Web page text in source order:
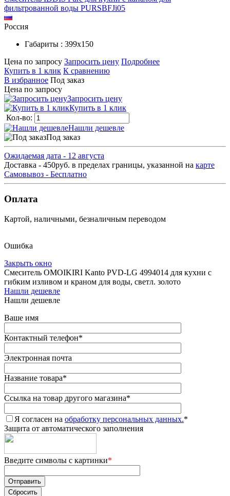
фильтрованной воды PURSBFJi05
Россия
Габариты : 399х150
Цена по запросу Запросить цену Подробнее
Купить в 1 клик К сравнению
В избранное Под заказ
Цена по запросу
Запросить цену
Купить в 1 клик
Кол-во:
Нашли дешевле
Под заказ
Ожидаемая дата - 12 августа
Доставка - 450руб. в пределах границы, указанной на карте
Самовывоз - Бесплатно
Оплата
Картой, наличными, безналичным переводом
Ошибка
Закрыть окно
Смеситель OMOIKIRI Kanto PVD-LG 4994014 для кухни с
гибким изливом и краном для воды, светл. золото
Нашли дешевле
Нашли дешевле
Ваше имя
Контактный телефон*
Электронная почта
Название товара*
Ссылка на товар другого магазина*
Я согласен на обработку персональных данных.*
Защита от автоматического заполнения
Введите символы с картинки*